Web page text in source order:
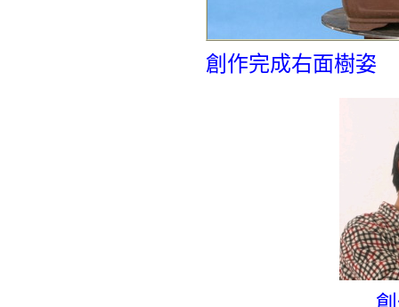
創作完成右面樹姿